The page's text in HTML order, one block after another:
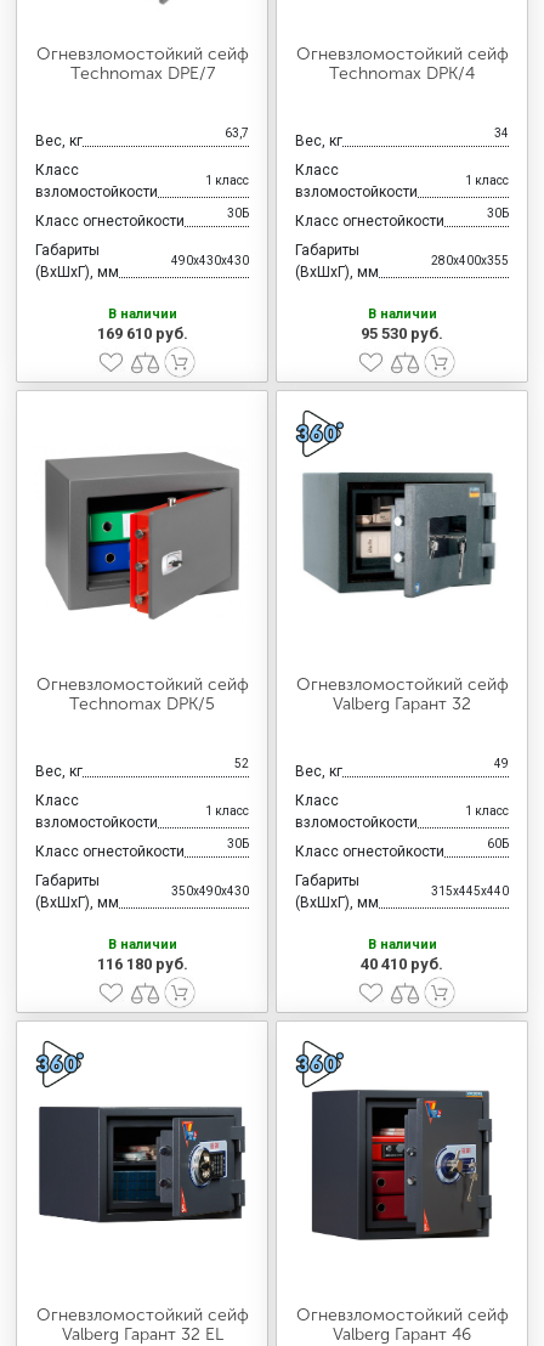
Огневзломостойкий сейф
Technomax DPE/7
Вес, кг 63,7
Класс
взломостойкости
1 класс
Класс огнестойкости 30Б
Габариты
(ВхШхГ), мм
490x430x430
В наличии
169 610 руб.
Огневзломостойкий сейф
Technomax DPK/4
Вес, кг 34
Класс
взломостойкости
1 класс
Класс огнестойкости 30Б
Габариты
(ВхШхГ), мм
280x400x355
В наличии
95 530 руб.
Огневзломостойкий сейф
Technomax DPK/5
Вес, кг 52
Класс
взломостойкости
1 класс
Класс огнестойкости 30Б
Габариты
(ВхШхГ), мм
350x490x430
В наличии
116 180 руб.
Огневзломостойкий сейф
Valberg Гарант 32
Вес, кг 49
Класс
взломостойкости
1 класс
Класс огнестойкости 60Б
Габариты
(ВхШхГ), мм
315x445x440
В наличии
40 410 руб.
Огневзломостойкий сейф
Valberg Гарант 32 EL
Огневзломостойкий сейф
Valberg Гарант 46